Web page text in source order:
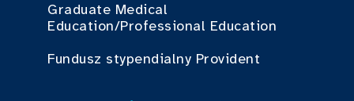
Graduate Medical
Education/Professional Education
Fundusz stypendialny Provident